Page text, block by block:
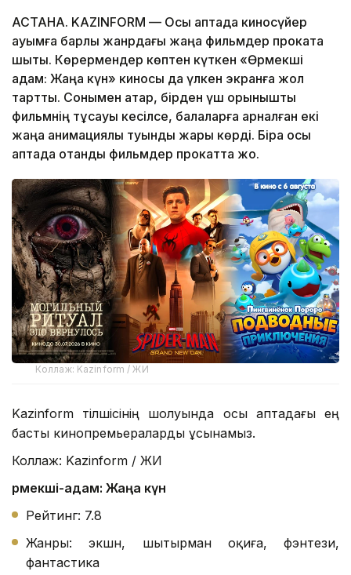
АСТАНА. KAZINFORM — Осы аптада киносүйер
қауымға барлық жанрдағы жаңа фильмдер прокатқа
шықты. Көрермендер көптен күткен «Өрмекші
адам: Жаңа күн» киносы да үлкен экранға жол
тартты. Сонымен қатар, бірден үш қорқынышты
фильмнің тұсауы кесілсе, балаларға арналған екі
жаңа анимациялық туынды жарық көрді. Бірақ осы
аптада отандық фильмдер прокатта жоқ.
Коллаж: Kazinform / ЖИ
Kazinform тілшісінің шолуында осы аптадағы ең
басты кинопремьераларды ұсынамыз.
Коллаж: Kazinform / ЖИ
Өрмекші-адам: Жаңа күн
Рейтинг: 7.8
Жанры: экшн, шытырман оқиға, фэнтези,
фантастика